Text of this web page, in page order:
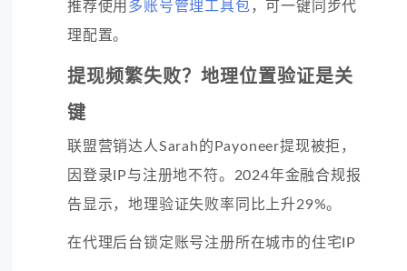
推荐使用 多账号管理工具包 ，可一键同步代
理配置。
提现频繁失败？地理位置验证是关
键
联盟营销达人Sarah的Payoneer提现被拒，
因登录IP与注册地不符。2024年金融合规报
告显示，地理验证失败率同比上升29%。
在代理后台锁定账号注册所在城市的住宅IP